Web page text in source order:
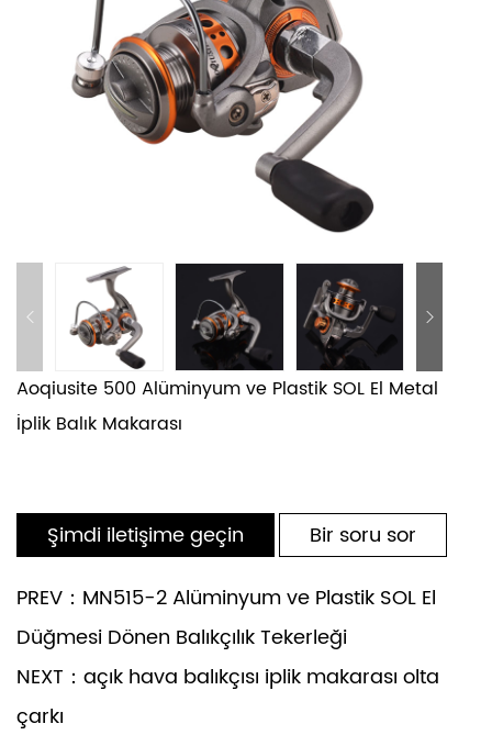
Aoqiusite 500 Alüminyum ve Plastik SOL El Metal
İplik Balık Makarası
Şimdi iletişime geçin
Bir soru sor
PREV：MN515-2 Alüminyum ve Plastik SOL El
Düğmesi Dönen Balıkçılık Tekerleği
NEXT：açık hava balıkçısı iplik makarası olta
çarkı